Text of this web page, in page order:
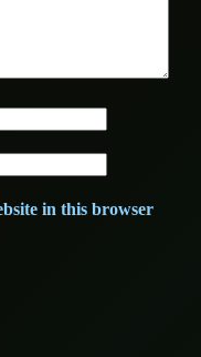
in this browser